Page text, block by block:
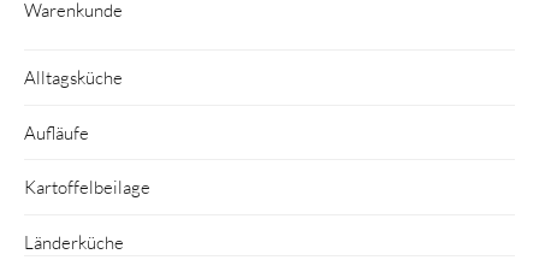
Warenkunde
Alltagsküche
Aufläufe
Kartoffelbeilage
Länderküche